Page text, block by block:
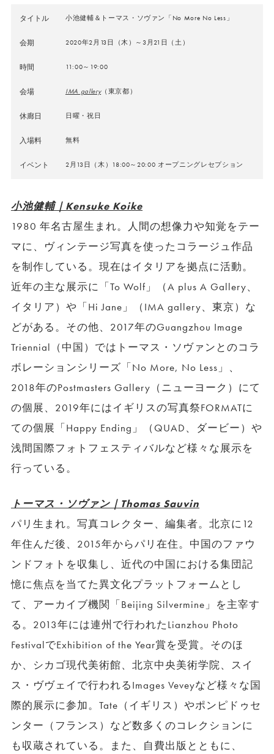
タイトル 小池健輔＆トーマス・ソヴァン「No More No Less」
会期 2020年2月13日（木）～3月21日（土）
時間 11:00～19:00
会場 IMA gallery（東京都）
休廊日 日曜・祝日
入場料 無料
イベント 2月13日（木）18:00～20:00 オープニングレセプション
小池健輔｜Kensuke Koike
1980 年名古屋生まれ。人間の想像力や知覚をテー
マに、ヴィンテージ写真を使ったコラージュ作品
を制作している。現在はイタリアを拠点に活動。
近年の主な展示に「To Wolf」（A plus A Gallery、
イタリア）や「Hi Jane」（IMA gallery、東京）な
どがある。その他、2017年のGuangzhou Image
Triennial（中国）ではトーマス・ソヴァンとのコラ
ボレーションシリーズ「No More, No Less」、
2018年のPostmasters Gallery（ニューヨーク）にて
の個展、2019年にはイギリスの写真祭FORMATに
ての個展「Happy Ending」（QUAD、ダービー）や
浅間国際フォトフェスティバルなど様々な展示を
行っている。
トーマス・ソヴァン｜Thomas Sauvin
パリ生まれ。写真コレクター、編集者。北京に12
年住んだ後、2015年からパリ在住。中国のファウ
ンドフォトを収集し、近代の中国における集団記
憶に焦点を当てた異文化プラットフォームとし
て、アーカイブ機関「Beijing Silvermine」を主宰す
る。2013年には連州で行われたLianzhou Photo
FestivalでExhibition of the Year賞を受賞。そのほ
か、シカゴ現代美術館、北京中央美術学院、スイ
ス・ヴヴェイで行われるImages Veveyなど様々な国
際的展示に参加。Tate（イギリス）やポンピドゥセ
ンター（フランス）など数多くのコレクションに
も収蔵されている。また、自費出版とともに、